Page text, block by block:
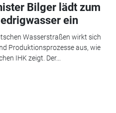
Bilger lädt zum
ein
Wasserstraßen wirkt sich
Produktionsprozesse aus, wie
IHK zeigt. Der...